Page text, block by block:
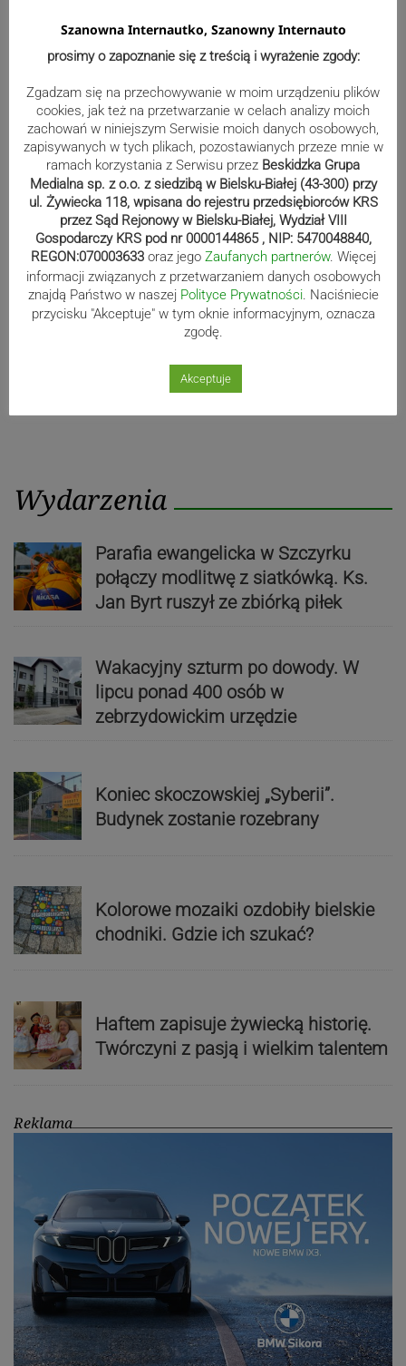
Reklama
Nawigacja
wpisu
Poprzedni post
Poprzedni
post
Następny post
post
Wydarzenia
Parafia ewangelicka w Szczyrku
połączy modlitwę z siatkówką. Ks.
Jan Byrt ruszył ze zbiórką piłek
Wakacyjny szturm po dowody. W
lipcu ponad 400 osób w
zebrzydowickim urzędzie
Koniec skoczowskiej „Syberii”.
Budynek zostanie rozebrany
Kolorowe mozaiki ozdobiły bielskie
chodniki. Gdzie ich szukać?
Haftem zapisuje żywiecką historię.
Twórczyni z pasją i wielkim talentem
Reklama
Szanowna Internautko, Szanowny Internauto
prosimy o zapoznanie się z treścią i wyrażenie zgody:
Zgadzam się na przechowywanie w moim urządzeniu plików
cookies, jak też na przetwarzanie w celach analizy moich
zachowań w niniejszym Serwisie moich danych osobowych,
zapisywanych w tych plikach, pozostawianych przeze mnie w
ramach korzystania z Serwisu przez Beskidzka Grupa
Medialna sp. z o.o. z siedzibą w Bielsku-Białej (43-300) przy
ul. Żywiecka 118, wpisana do rejestru przedsiębiorców KRS
przez Sąd Rejonowy w Bielsku-Białej, Wydział VIII
Gospodarczy KRS pod nr 0000144865 , NIP: 5470048840,
REGON:070003633 oraz jego Zaufanych partnerów. Więcej
informacji związanych z przetwarzaniem danych osobowych
znajdą Państwo w naszej Polityce Prywatności. Naciśniecie
przycisku "Akceptuje" w tym oknie informacyjnym, oznacza
zgodę.
Akceptuje